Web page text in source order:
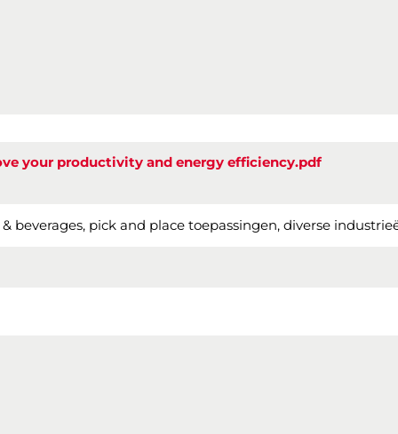
your productivity and energy efficiency.pdf
beverages, pick and place toepassingen, diverse